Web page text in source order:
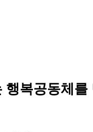
복공동체를